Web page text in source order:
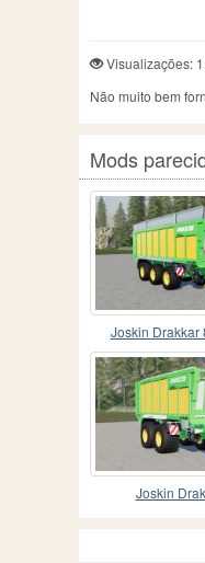
Visualizações:
Não muito bem
Mods
Joskin Drakkar
Joskin